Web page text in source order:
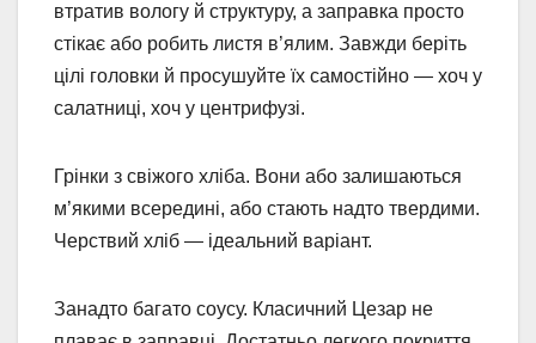
втратив вологу й структуру, а заправка просто
стікає або робить листя в’ялим. Завжди беріть
цілі головки й просушуйте їх самостійно — хоч у
салатниці, хоч у центрифузі.
Грінки з свіжого хліба. Вони або залишаються
м’якими всередині, або стають надто твердими.
Черствий хліб — ідеальний варіант.
Занадто багато соусу. Класичний Цезар не